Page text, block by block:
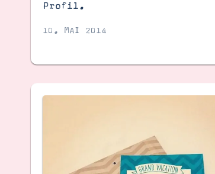
Profil.
10. MAI 2014